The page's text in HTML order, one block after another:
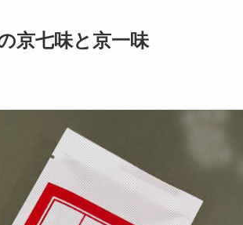
京七味と京一味